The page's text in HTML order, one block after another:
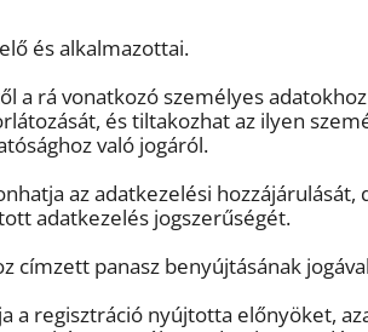
és alkalmazottai.
rá vonatkozó személyes
és tiltakozhat az ilyen
való jogáról.
az adatkezelési hozzájárulását,
adatkezelés jogszerűségét.
címzett panasz benyújtásának
a regisztráció nyújtotta előnyöket,